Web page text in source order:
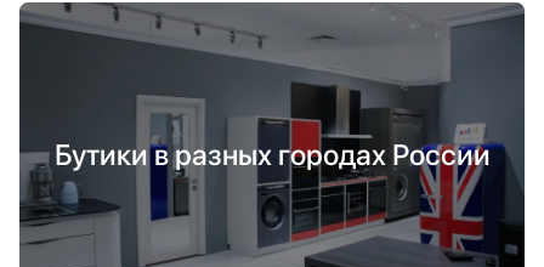
Бутики в разных городах России